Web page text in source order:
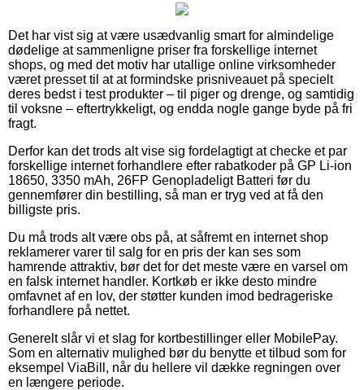
Det har vist sig at være usædvanlig smart for almindelige
dødelige at sammenligne priser fra forskellige internet
shops, og med det motiv har utallige online virksomheder
været presset til at at formindske prisniveauet på specielt
deres bedst i test produkter – til piger og drenge, og samtidig
til voksne – eftertrykkeligt, og endda nogle gange byde på fri
fragt.
Derfor kan det trods alt vise sig fordelagtigt at checke et par
forskellige internet forhandlere efter rabatkoder på GP Li-ion
18650, 3350 mAh, 26FP Genopladeligt Batteri før du
gennemfører din bestilling, så man er tryg ved at få den
billigste pris.
Du må trods alt være obs på, at såfremt en internet shop
reklamerer varer til salg for en pris der kan ses som
hamrende attraktiv, bør det for det meste være en varsel om
en falsk internet handler. Kortkøb er ikke desto mindre
omfavnet af en lov, der støtter kunden imod bedrageriske
forhandlere på nettet.
Generelt slår vi et slag for kortbestillinger eller MobilePay.
Som en alternativ mulighed bør du benytte et tilbud som for
eksempel ViaBill, når du hellere vil dække regningen over
en længere periode.